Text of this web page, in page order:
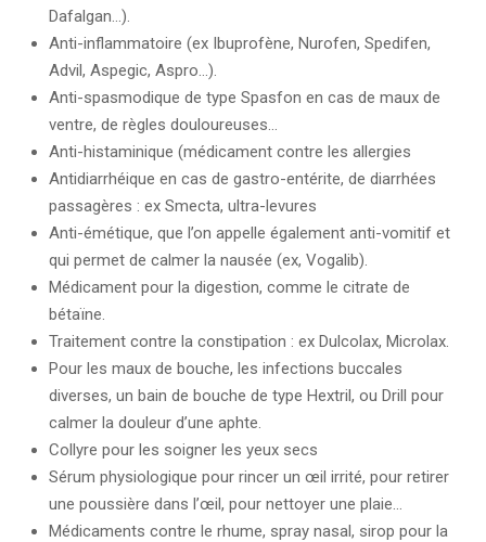
Dafalgan…).
Anti-inflammatoire (ex Ibuprofène, Nurofen, Spedifen,
Advil, Aspegic, Aspro…).
Anti-spasmodique de type Spasfon en cas de maux de
ventre, de règles douloureuses…
Anti-histaminique (médicament contre les allergies
Antidiarrhéique en cas de gastro-entérite, de diarrhées
passagères : ex Smecta, ultra-levures
Anti-émétique, que l’on appelle également anti-vomitif et
qui permet de calmer la nausée (ex, Vogalib).
Médicament pour la digestion, comme le citrate de
bétaïne.
Traitement contre la constipation : ex Dulcolax, Microlax.
Pour les maux de bouche, les infections buccales
diverses, un bain de bouche de type Hextril, ou Drill pour
calmer la douleur d’une aphte.
Collyre pour les soigner les yeux secs
Sérum physiologique pour rincer un œil irrité, pour retirer
une poussière dans l’œil, pour nettoyer une plaie…
Médicaments contre le rhume, spray nasal, sirop pour la